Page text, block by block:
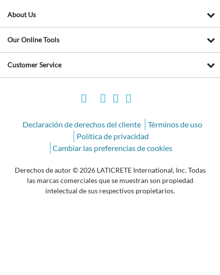
About Us
Our Online Tools
Customer Service
Declaración de derechos del cliente
Términos de uso
Política de privacidad
Cambiar las preferencias de cookies
Derechos de autor © 2026 LATICRETE International, Inc. Todas
las marcas comerciales que se muestran son propiedad
intelectual de sus respectivos propietarios.